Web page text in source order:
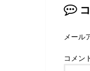
メール
コメン